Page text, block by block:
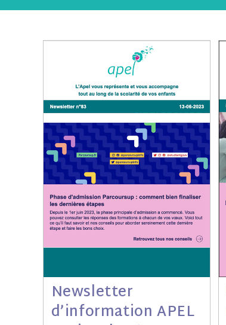
Newsletter
d’information APEL